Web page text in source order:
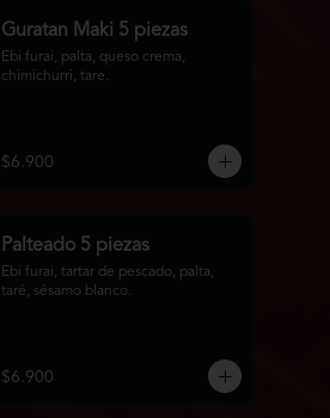
Guratan Maki 5 piezas
Ebi furai, palta, queso crema,
chimichurri, tare.
$6.900
Palteado 5 piezas
Ebi furai, tartar de pescado, palta,
taré, sésamo blanco.
$6.900